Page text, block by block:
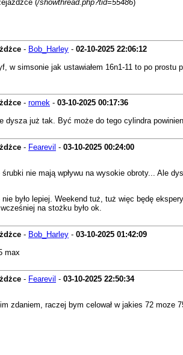
(/showthread.php?tid=55486)
- Bob_Harley - 02-10-2025 22:06:12
w simsonie jak ustawiałem 16n1-11 to po
- romek - 03-10-2025 00:17:36
dysza już tak. Być może do tego cylindra
- Fearevil - 03-10-2025 00:24:00
śrubki nie mają wpływu na wysokie obroty... Ale
było lepiej. Weekend tuż, tuż więc będę
na stożku było ok.
- Bob_Harley - 03-10-2025 01:42:09
max
- Fearevil - 03-10-2025 22:50:34
zdaniem, raczej bym celował w jakies 72 moze